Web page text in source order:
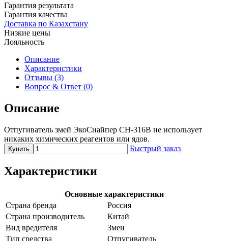
Гарантия результата
Гарантия качества
Доставка по Казахстану
Низкие цены
Лояльность
Описание
Характеристики
Отзывы (3)
Вопрос & Ответ (0)
Описание
Отпугиватель змей ЭкоСнайпер CH-316B не использует
никаких химических реагентов или ядов.
Купить Быстрый заказ
Характеристики
Основные характеристики
Страна бренда
Россия
Страна производитель
Китай
Вид вредителя
Змеи
Тип средства
Отпугиватель